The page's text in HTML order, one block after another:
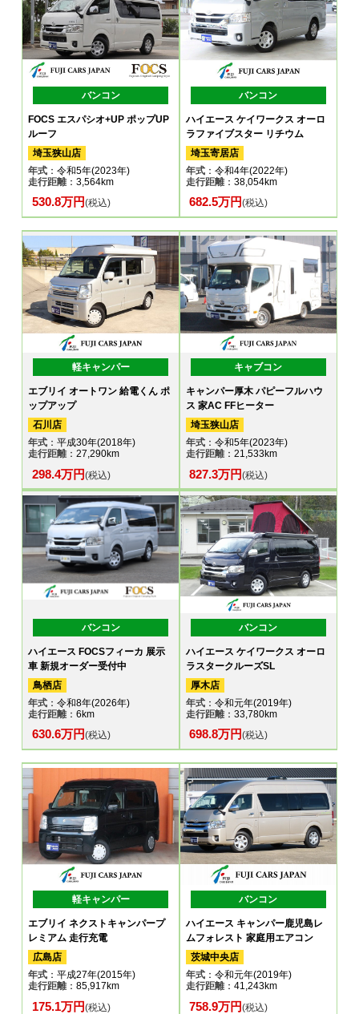
バンコン
FOCS エスパシオ+UP ポップUP
ルーフ
埼玉狭山店
年式 ：令和5年(2023年)
走行距離：3,564km
530.8万円(税込)
バンコン
ハイエース ケイワークス オーロ
ラファイブスター リチウム
埼玉寄居店
年式：令和4年(2022年)
走行距離：38,054km
682.5万円(税込)
軽キャンパー
エブリイ オートワン 給電くん ポ
ップアップ
石川店
年式 ：平成30年(2018年)
走行距離：27,290km
298.4万円(税込)
キャブコン
キャンパー厚木 パピーフルハウ
ス 家AC FFヒーター
埼玉狭山店
年式：令和5年(2023年)
走行距離：21,533km
827.3万円(税込)
バンコン
ハイエース FOCSフィーカ 展示
車 新規オーダー受付中
鳥栖店
年式 ：令和8年(2026年)
走行距離：6km
630.6万円(税込)
バンコン
ハイエース ケイワークス オーロ
ラスタークルーズSL
厚木店
年式：令和元年(2019年)
走行距離：33,780km
698.8万円(税込)
軽キャンパー
エブリイ ネクストキャンパープ
レミアム 走行充電
広島店
年式 ：平成27年(2015年)
走行距離：85,917km
175.1万円(税込)
バンコン
ハイエース キャンパー鹿児島レ
ムフォレスト 家庭用エアコン
茨城中央店
年式：令和元年(2019年)
走行距離：41,243km
758.9万円(税込)